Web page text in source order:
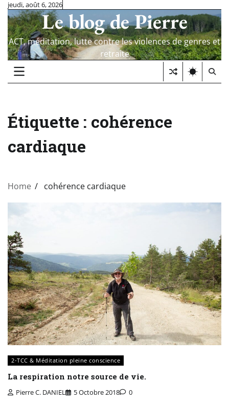
Skip
content
jeudi, août 6, 2026
Le blog de Pierre
ACT, méditation, lutte contre les violences de genres et
retraite
Étiquette : cohérence
cardiaque
Home cohérence cardiaque
2-TCC & Méditation pleine conscience
La respiration notre source de vie.
Pierre C. DANIEL 5 Octobre 2018 0